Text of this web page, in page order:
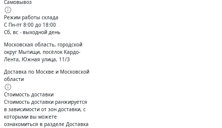
Самовывоз
Режим работы склада
С Пн-пт 8:00 до 18:00
Сб, вс - выходной день
Московская область, городской
округ Мытищи, посёлок Кардо-
Лента, Южная улица, 11/3
Доставка по Москве и Московской
области
Стоимость доставки
Стоимость доставки ранжируется
в зависимости от зон доставки, с
которыми вы можете
ознакомиться в разделе Доставка